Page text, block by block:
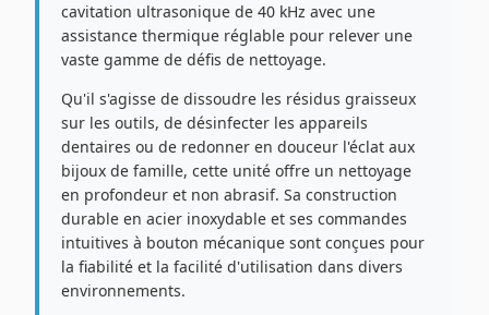
cavitation ultrasonique de 40 kHz avec une
assistance thermique réglable pour relever une
vaste gamme de défis de nettoyage.
Qu'il s'agisse de dissoudre les résidus graisseux
sur les outils, de désinfecter les appareils
dentaires ou de redonner en douceur l'éclat aux
bijoux de famille, cette unité offre un nettoyage
en profondeur et non abrasif. Sa construction
durable en acier inoxydable et ses commandes
intuitives à bouton mécanique sont conçues pour
la fiabilité et la facilité d'utilisation dans divers
environnements.